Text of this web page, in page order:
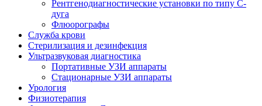
Рентгенодиагностические установки по типу С-
дуга
Флюорографы
Служба крови
Стерилизация и дезинфекция
Ультразвуковая диагностика
Портативные УЗИ аппараты
Стационарные УЗИ аппараты
Урология
Физиотерапия